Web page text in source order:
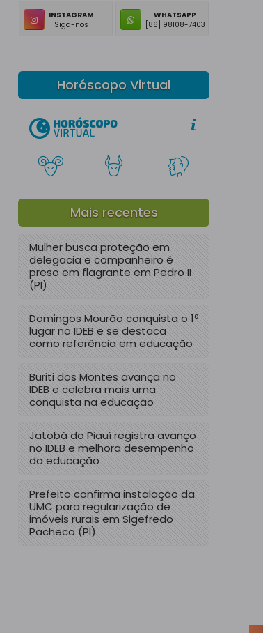
INSTAGRAM
Siga-nos
WHATSAPP
[86] 98108-7403
Horóscopo Virtual
Mais recentes
Mulher busca proteção em
delegacia e companheiro é
preso em flagrante em Pedro II
(PI)
Domingos Mourão conquista o 1º
lugar no IDEB e se destaca
como referência em educação
Buriti dos Montes avança no
IDEB e celebra mais uma
conquista na educação
Jatobá do Piauí registra avanço
no IDEB e melhora desempenho
da educação
Prefeito confirma instalação da
UMC para regularização de
imóveis rurais em Sigefredo
Pacheco (PI)